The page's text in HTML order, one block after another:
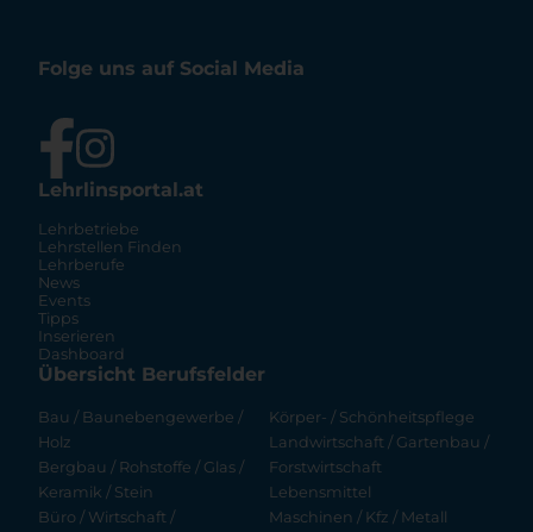
Folge uns auf Social Media
Lehrlinsportal.at
Lehrbetriebe
Lehrstellen Finden
Lehrberufe
News
Events
Tipps
Inserieren
Dashboard
Übersicht Berufsfelder
Bau / Baunebengewerbe /
Holz
Bergbau / Rohstoffe / Glas /
Keramik / Stein
Büro / Wirtschaft /
Körper- / Schönheitspflege
Landwirtschaft / Gartenbau /
Forstwirtschaft
Lebensmittel
Maschinen / Kfz / Metall